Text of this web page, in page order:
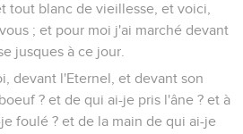
tout blanc de vieillesse, et voici,
; et pour moi j'ai marché devant
jusques à ce jour.
devant l'Eternel, et devant son
? et de qui ai-je pris l'âne ? et à
foulé ? et de la main de qui ai-je